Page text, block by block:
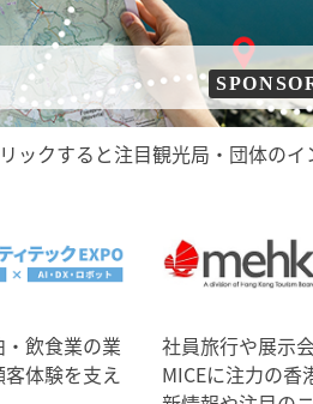
ックすると注目観光局・団体のイ
飲食業の業
体験を支え
社員旅行や展示
MICEに注力の香